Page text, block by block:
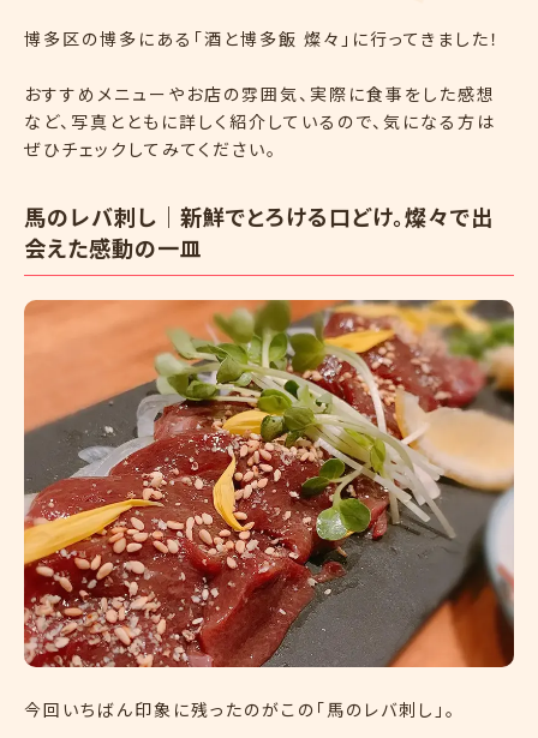
博多区の博多にある「酒と博多飯 燦々」に行ってきました！
おすすめメニューやお店の雰囲気、実際に食事をした感想
など、写真とともに詳しく紹介しているので、気になる方は
ぜひチェックしてみてください。
馬のレバ刺し｜新鮮でとろける口どけ。燦々で出
会えた感動の一皿
今回いちばん印象に残ったのがこの「馬のレバ刺し」。